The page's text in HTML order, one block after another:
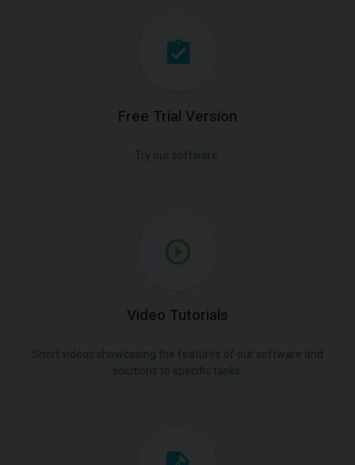
Free Trial Version
Video Tutorials